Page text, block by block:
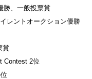
、一般投票賞
レントオークション優勝
賞
Contest 2位